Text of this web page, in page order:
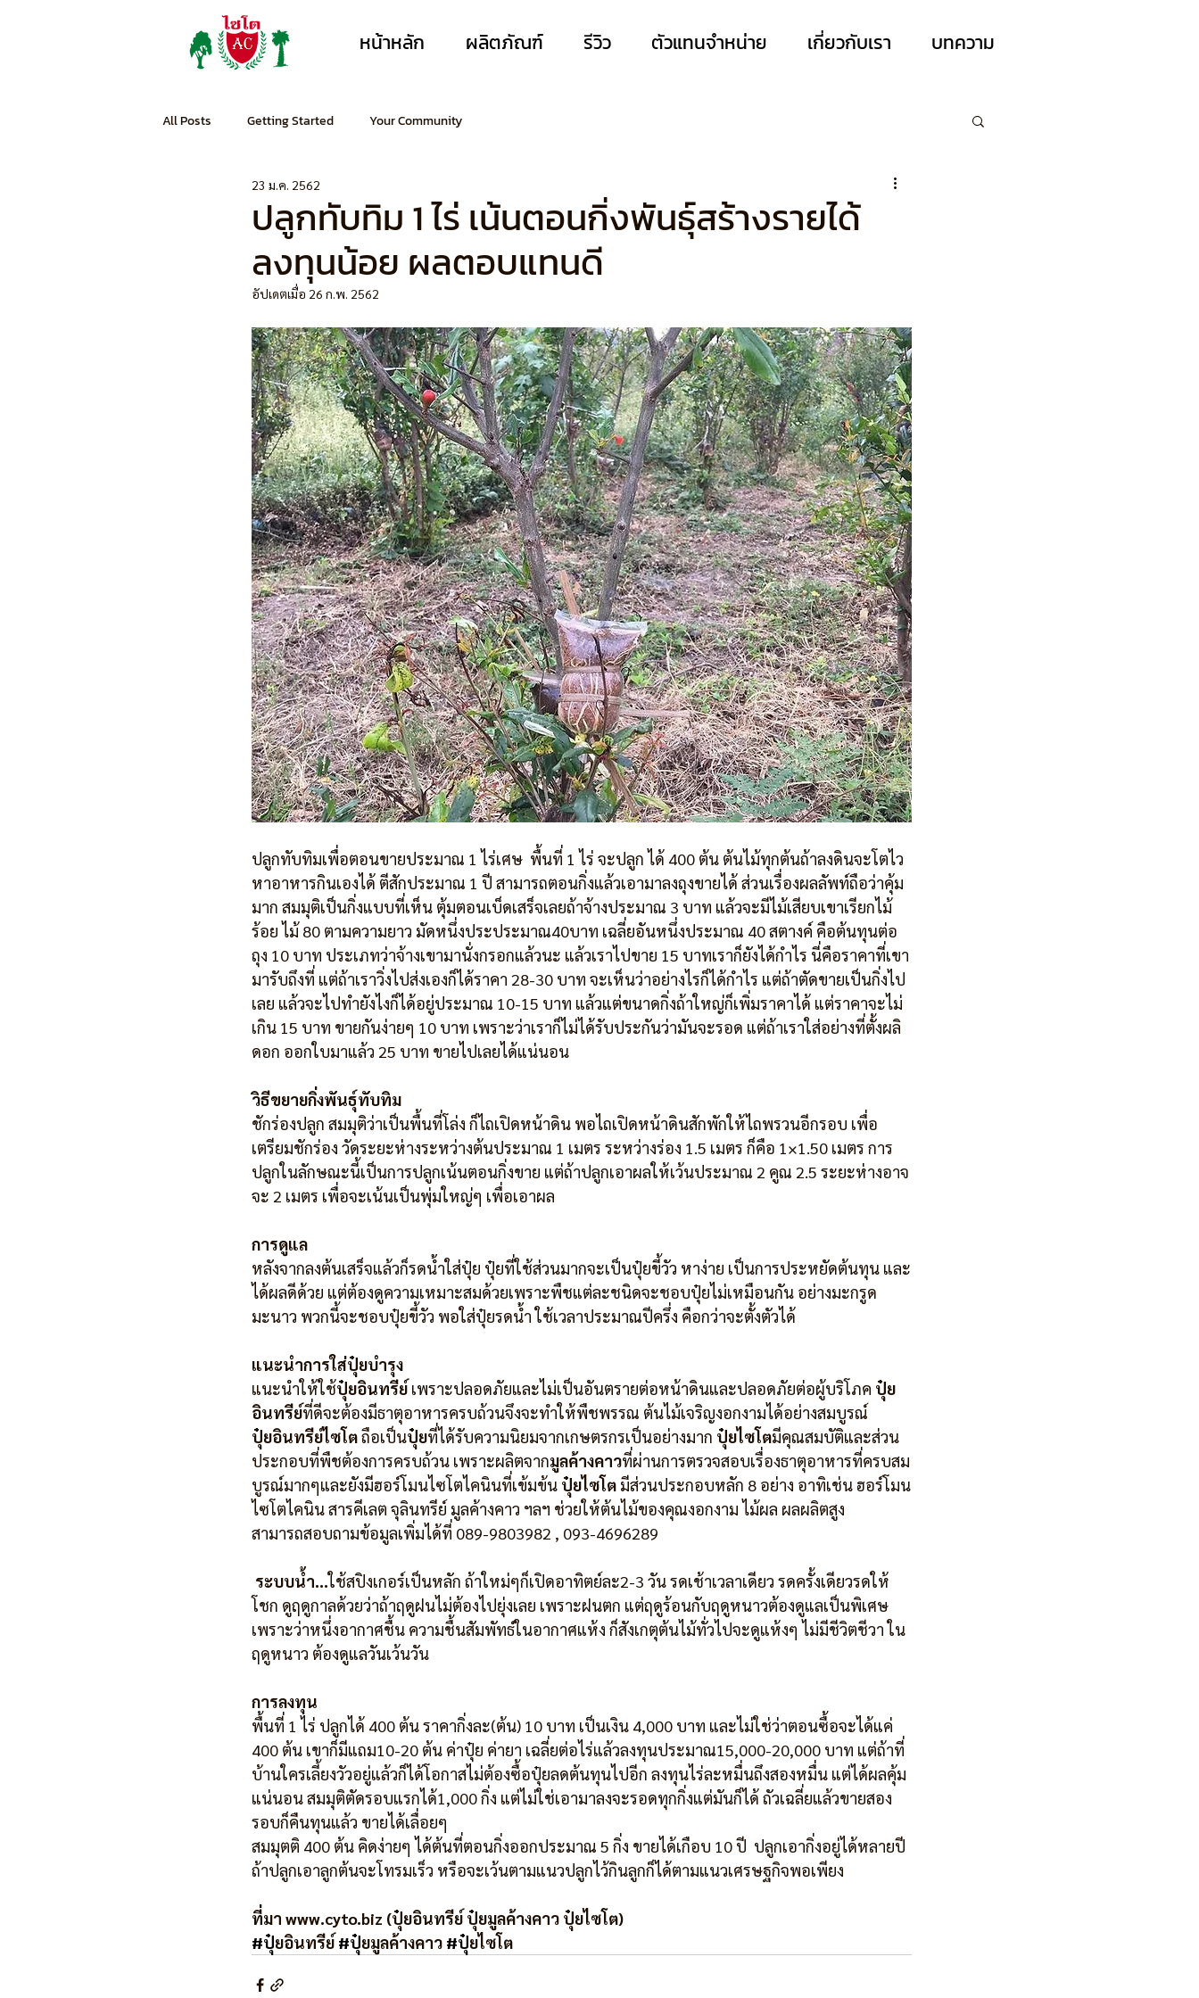
หน้าหลัก ผลิตภัณฑ์ รีวิว ตัวแทนจำหน่าย เกี่ยวกับเรา บทความ
All Posts Getting Started Your Community
ปลูกทับทิม 1 ไร่ เน้นตอนกิ่งพันธุ์สร้างรายได้
ลงทุนน้อย ผลตอบแทนดี
23 ม.ค. 2562
อัปเดตเมื่อ 26 ก.พ. 2562
ปลูกทับทิมเพื่อตอนขายประมาณ 1 ไร่เศษ  พื้นที่ 1 ไร่ จะปลูก ได้ 400 ต้น ต้นไม้ทุกต้นถ้าลงดินจะโตไว
หาอาหารกินเองได้ ตีสักประมาณ 1 ปี สามารถตอนกิ่งแล้วเอามาลงถุงขายได้ ส่วนเรื่องผลลัพท์ถือว่าคุ้ม
มาก สมมุติเป็นกิ่งแบบที่เห็น ตุ้มตอนเบ็ดเสร็จเลยถ้าจ้างประมาณ 3 บาท แล้วจะมีไม้เสียบเขาเรียกไม้
ร้อย ไม้ 80 ตามความยาว มัดหนึ่งประประมาณ40บาท เฉลี่ยอันหนึ่งประมาณ 40 สตางค์ คือต้นทุนต่อ
ถุง 10 บาท ประเภทว่าจ้างเขามานั่งกรอกแล้วนะ แล้วเราไปขาย 15 บาทเราก็ยังได้กำไร นี่คือราคาที่เขา
มารับถึงที่ แต่ถ้าเราวิ่งไปส่งเองก็ได้ราคา 28-30 บาท จะเห็นว่าอย่างไรก็ได้กำไร แต่ถ้าตัดขายเป็นกิ่งไป
เลย แล้วจะไปทำยังไงก็ได้อยู่ประมาณ 10-15 บาท แล้วแต่ขนาดกิ่งถ้าใหญ่ก็เพิ่มราคาได้ แต่ราคาจะไม่
เกิน 15 บาท ขายกันง่ายๆ 10 บาท เพราะว่าเราก็ไม่ได้รับประกันว่ามันจะรอด แต่ถ้าเราใส่อย่างที่ตั้งผลิ
ดอก ออกใบมาแล้ว 25 บาท ขายไปเลยได้แน่นอน
วิธีขยายกิ่งพันธุ์ทับทิม
ชักร่องปลูก สมมุติว่าเป็นพื้นที่โล่ง ก็ไถเปิดหน้าดิน พอไถเปิดหน้าดินสักพักให้ไถพรวนอีกรอบ เพื่อ
เตรียมชักร่อง วัดระยะห่างระหว่างต้นประมาณ 1 เมตร ระหว่างร่อง 1.5 เมตร ก็คือ 1×1.50 เมตร การ
ปลูกในลักษณะนี้เป็นการปลูกเน้นตอนกิ่งขาย แต่ถ้าปลูกเอาผลให้เว้นประมาณ 2 คูณ 2.5 ระยะห่างอาจ
จะ 2 เมตร เพื่อจะเน้นเป็นพุ่มใหญ่ๆ เพื่อเอาผล
การดูแล
หลังจากลงต้นเสร็จแล้วก็รดน้ำใส่ปุ๋ย ปุ๋ยที่ใช้ส่วนมากจะเป็นปุ๋ยขี้วัว หาง่าย เป็นการประหยัดต้นทุน และ
ได้ผลดีด้วย แต่ต้องดูความเหมาะสมด้วยเพราะพืชแต่ละชนิดจะชอบปุ๋ยไม่เหมือนกัน อย่างมะกรูด
มะนาว พวกนี้จะชอบปุ๋ยขี้วัว พอใส่ปุ๋ยรดน้ำ ใช้เวลาประมาณปีครึ่ง คือกว่าจะตั้งตัวได้
แนะนำการใส่ปุ๋ยบำรุง
แนะนำให้ใช้ปุ๋ยอินทรีย์ เพราะปลอดภัยและไม่เป็นอันตรายต่อหน้าดินและปลอดภัยต่อผู้บริโภค ปุ๋ย
อินทรีย์ที่ดีจะต้องมีธาตุอาหารครบถ้วนจึงจะทำให้พืชพรรณ ต้นไม้เจริญงอกงามได้อย่างสมบูรณ์
ปุ๋ยอินทรีย์ไซโต ถือเป็นปุ๋ยที่ได้รับความนิยมจากเกษตรกรเป็นอย่างมาก ปุ๋ยไซโตมีคุณสมบัติและส่วน
ประกอบที่พืชต้องการครบถ้วน เพราะผลิตจากมูลค้างคาวที่ผ่านการตรวจสอบเรื่องธาตุอาหารที่ครบสม
บูรณ์มากๆและยังมีฮอร์โมนไซโตไคนินที่เข้มข้น ปุ๋ยไซโต มีส่วนประกอบหลัก 8 อย่าง อาทิเช่น ฮอร์โมน
ไซโตไคนิน สารคีเลต จุลินทรีย์ มูลค้างคาว ฯลฯ ช่วยให้ต้นไม้ของคุณงอกงาม ไม้ผล ผลผลิตสูง
สามารถสอบถามข้อมูลเพิ่มได้ที่ 089-9803982 , 093-4696289
ระบบน้ำ…ใช้สปิงเกอร์เป็นหลัก ถ้าใหม่ๆก็เปิดอาทิตย์ละ2-3 วัน รดเช้าเวลาเดียว รดครั้งเดียวรดให้
โชก ดูฤดูกาลด้วยว่าถ้าฤดูฝนไม่ต้องไปยุ่งเลย เพราะฝนตก แต่ฤดูร้อนกับฤดูหนาวต้องดูแลเป็นพิเศษ
เพราะว่าหนึ่งอากาศชื้น ความชื้นสัมพัทธ์ในอากาศแห้ง ก็สังเกตุต้นไม้ทั่วไปจะดูแห้งๆ ไม่มีชีวิตชีวา ใน
ฤดูหนาว ต้องดูแลวันเว้นวัน
การลงทุน
พื้นที่ 1 ไร่ ปลูกได้ 400 ต้น ราคากิ่งละ(ต้น) 10 บาท เป็นเงิน 4,000 บาท และไม่ใช่ว่าตอนซื้อจะได้แค่
400 ต้น เขาก็มีแถม10-20 ต้น ค่าปุ๋ย ค่ายา เฉลี่ยต่อไร่แล้วลงทุนประมาณ15,000-20,000 บาท แต่ถ้าที่
บ้านใครเลี้ยงวัวอยู่แล้วก็ได้โอกาสไม่ต้องซื้อปุ๋ยลดต้นทุนไปอีก ลงทุนไร่ละหมื่นถึงสองหมื่น แต่ได้ผลคุ้ม
แน่นอน สมมุติตัดรอบแรกได้1,000 กิ่ง แต่ไม่ใช่เอามาลงจะรอดทุกกิ่งแต่มันก็ได้ ถัวเฉลี่ยแล้วขายสอง
รอบก็คืนทุนแล้ว ขายได้เลื่อยๆ
สมมุตติ 400 ต้น คิดง่ายๆ ได้ต้นที่ตอนกิ่งออกประมาณ 5 กิ่ง ขายได้เกือบ 10 ปี  ปลูกเอากิ่งอยู่ได้หลายปี
ถ้าปลูกเอาลูกต้นจะโทรมเร็ว หรือจะเว้นตามแนวปลูกไว้กินลูกก็ได้ตามแนวเศรษฐกิจพอเพียง
ที่มา www.cyto.biz (ปุ๋ยอินทรีย์ ปุ๋ยมูลค้างคาว ปุ๋ยไซโต)
#ปุ๋ยอินทรีย์ #ปุ๋ยมูลค้างคาว #ปุ๋ยไซโต